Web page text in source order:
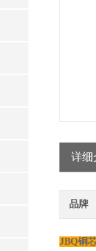
详细
品牌
JBQ铜